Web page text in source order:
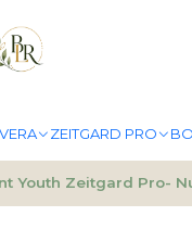
ZEITGARD PRO
DE 49.90€
Youth Zeitgard Pro-